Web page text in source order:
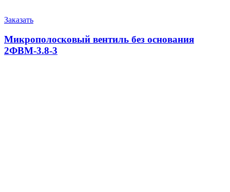
Заказать
Микрополосковый вентиль без основания
2ФВМ-3.8-3